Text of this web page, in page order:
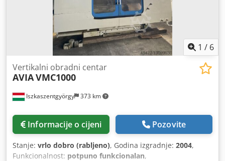
1 / 6
Iszkaszentgyörgy 373 km
Vertikalni obradni centar
AVIAVMC1000
Informacije o cijeni Pozovite
Stanje: vrlo dobro (rabljeno), Godina izgradnje: 2004,
Funkcionalnost: potpuno funkcionalan,